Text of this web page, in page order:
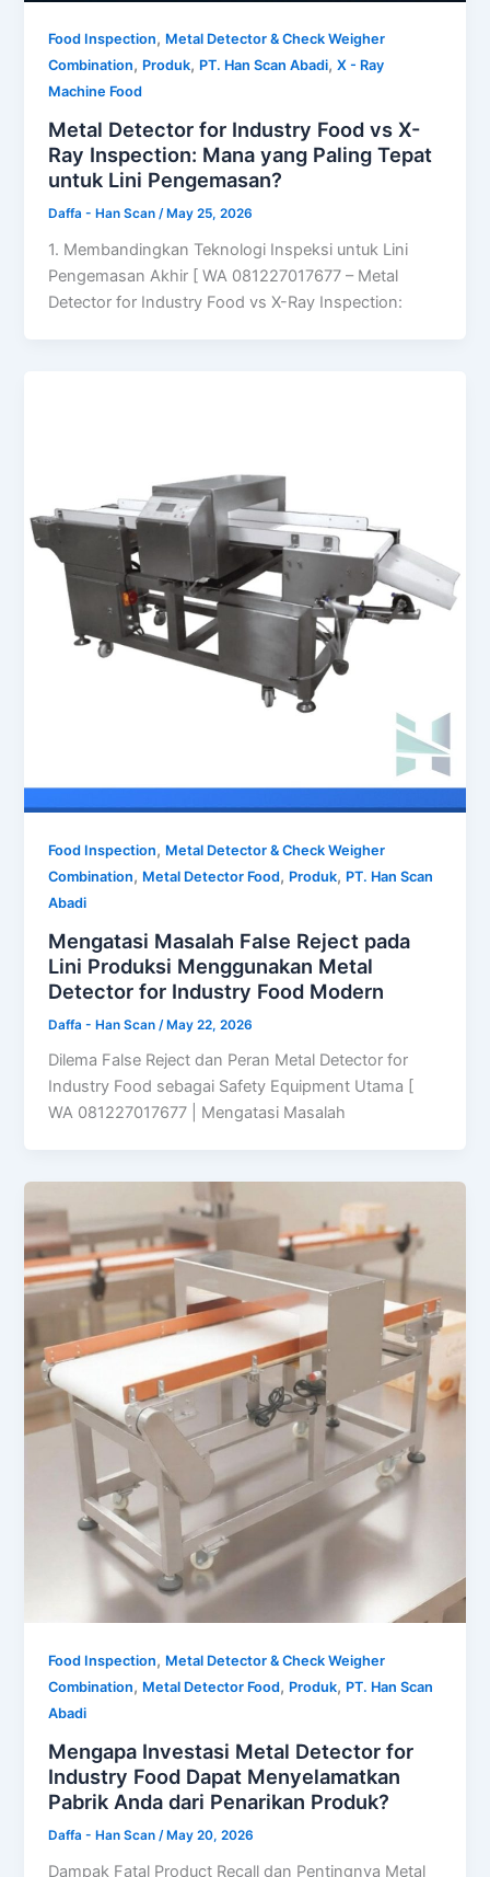
Food Inspection, Metal Detector & Check Weigher
Combination, Produk, PT. Han Scan Abadi,X - Ray
Machine Food
Metal Detector for Industry Food vs X-
Ray Inspection: Mana yang Paling Tepat
untuk Lini Pengemasan?
Daffa - Han Scan/ May 25, 2026
1. Membandingkan Teknologi Inspeksi untuk Lini
Pengemasan Akhir [ WA 081227017677 – Metal
Detector for Industry Food vs X-Ray Inspection:
Food Inspection, Metal Detector & Check Weigher
Combination, Metal Detector Food, Produk, PT. Han Scan
Abadi
Mengatasi Masalah False Reject pada
Lini Produksi Menggunakan Metal
Detector for Industry Food Modern
Daffa - Han Scan /May 22, 2026
Dilema False Reject dan Peran Metal Detector for
Industry Food sebagai Safety Equipment Utama [
WA 081227017677 | Mengatasi Masalah
Food Inspection, Metal Detector & Check Weigher
Combination, Metal Detector Food, Produk, PT. Han Scan
Abadi
Mengapa Investasi Metal Detector for
Industry Food Dapat Menyelamatkan
Pabrik Anda dari Penarikan Produk?
Daffa - Han Scan/ May 20, 2026
Dampak Fatal Product Recall dan Pentingnya Metal